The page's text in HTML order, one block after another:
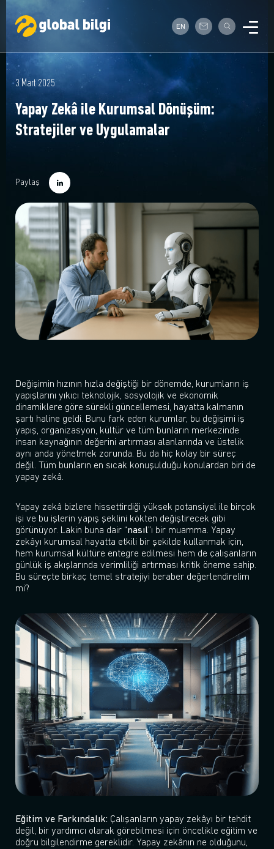
EN
3 Mart 2025
Yapay Zekâ ile Kurumsal Dönüşüm:
Stratejiler ve Uygulamalar
Paylaş
Değişimin hızının hızla değiştiği bir dönemde, kurumların iş
yapışlarını yıkıcı teknolojik, sosyolojik ve ekonomik
dinamiklere göre sürekli güncellemesi, hayatta kalmanın
şartı haline geldi. Bunu fark eden kurumlar, bu değişimi iş
yapış, organizasyon, kültür ve tüm bunların merkezinde
insan kaynağının değerini artırması alanlarında ve üstelik
aynı anda yönetmek zorunda. Bu da hiç kolay bir süreç
değil. Tüm bunların en sıcak konuşulduğu konulardan biri de
yapay zekâ.
Yapay zekâ bizlere hissettirdiği yüksek potansiyel ile birçok
işi ve bu işlerin yapış şeklini kökten değiştirecek gibi
görünüyor. Lakin buna dair “nasıl”ı bir muamma. Yapay
zekâyı kurumsal hayatta etkili bir şekilde kullanmak için,
hem kurumsal kültüre entegre edilmesi hem de çalışanların
günlük iş akışlarında verimliliği artırması kritik öneme sahip.
Bu süreçte birkaç temel stratejiyi beraber değerlendirelim
mi?
Eğitim ve Farkındalık: Çalışanların yapay zekâyı bir tehdit
değil, bir yardımcı olarak görebilmesi için öncelikle eğitim ve
doğru bilgilendirme gereklidir. Yapay zekânın ne olduğunu,